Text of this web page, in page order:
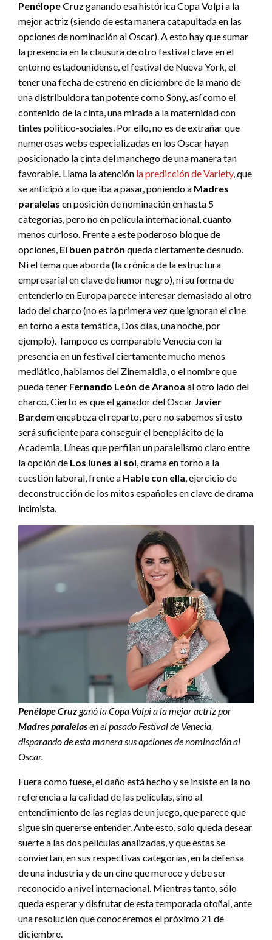
Penélope Cruz ganando esa histórica Copa Volpi a la
mejor actriz (siendo de esta manera catapultada en las
opciones de nominación al Oscar). A esto hay que sumar
la presencia en la clausura de otro festival clave en el
entorno estadounidense, el festival de Nueva York, el
tener una fecha de estreno en diciembre de la mano de
una distribuidora tan potente como Sony, así como el
contenido de la cinta, una mirada a la maternidad con
tintes político-sociales. Por ello, no es de extrañar que
numerosas webs especializadas en los Oscar hayan
posicionado la cinta del manchego de una manera tan
favorable. Llama la atención la predicción de Variety, que
se anticipó a lo que iba a pasar, poniendo a Madres
paralelas en posición de nominación en hasta 5
categorías, pero no en película internacional, cuanto
menos curioso. Frente a este poderoso bloque de
opciones, El buen patrón queda ciertamente desnudo.
Ni el tema que aborda (la crónica de la estructura
empresarial en clave de humor negro), ni su forma de
entenderlo en Europa parece interesar demasiado al otro
lado del charco (no es la primera vez que ignoran el cine
en torno a esta temática, Dos días, una noche, por
ejemplo). Tampoco es comparable Venecia con la
presencia en un festival ciertamente mucho menos
mediático, hablamos del Zinemaldia, o el nombre que
pueda tener Fernando León de Aranoa al otro lado del
charco. Cierto es que el ganador del Oscar Javier
Bardem encabeza el reparto, pero no sabemos si esto
será suficiente para conseguir el beneplácito de la
Academia. Líneas que perfilan un paralelismo claro entre
la opción de Los lunes al sol , drama en torno a la
cuestión laboral, frente a Hable con ella , ejercicio de
deconstrucción de los mitos españoles en clave de drama
intimista.
Penélope Cruzganó la Copa Volpi a la mejor actriz por
Madres paralelasen el pasado Festival de Venecia,
disparando de esta manera sus opciones de nominación al
Oscar.
Fuera como fuese, el daño está hecho y se insiste en la no
referencia a la calidad de las películas, sino al
entendimiento de las reglas de un juego, que parece que
sigue sin quererse entender. Ante esto, solo queda desear
suerte a las dos películas analizadas, y que estas se
conviertan, en sus respectivas categorías, en la defensa
de una industria y de un cine que merece y debe ser
reconocido a nivel internacional. Mientras tanto, sólo
queda esperar y disfrutar de esta temporada otoñal, ante
una resolución que conoceremos el próximo 21 de
diciembre.